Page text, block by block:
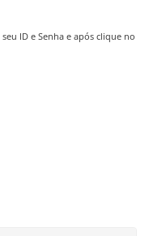
ID e Senha e após clique no